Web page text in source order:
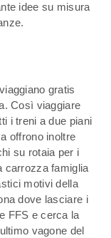
idee su misura
gratis
Così viaggiare
i treni a due piani
offrono inoltre
su rotaia per i
carrozza famiglia
motivi della
dove lasciare i
FFS e cerca la
vagone del